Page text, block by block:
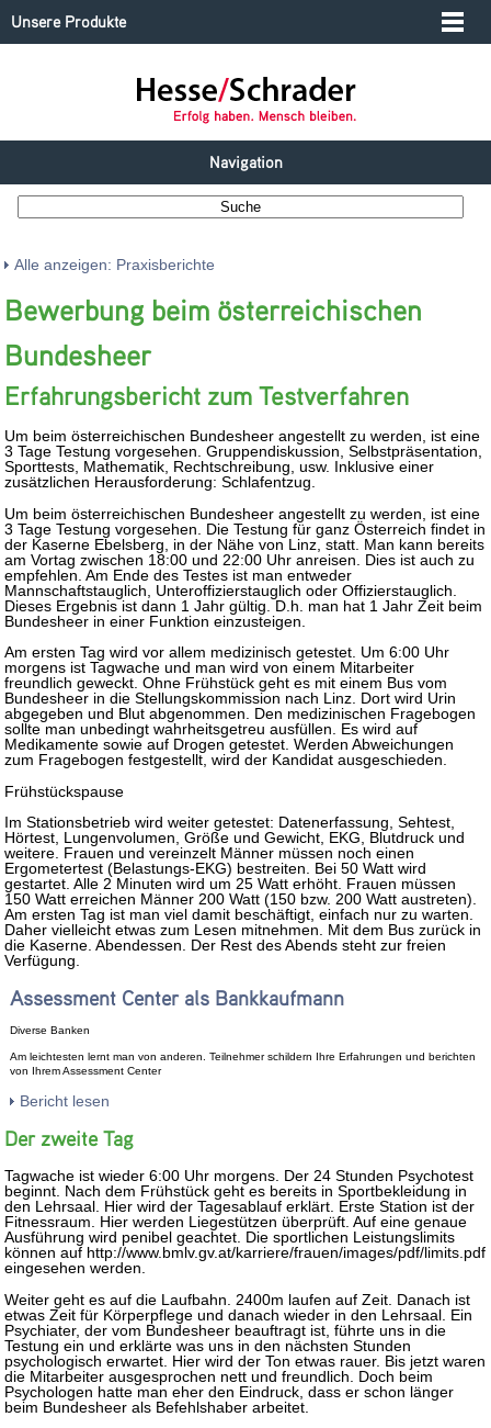
Unsere Produkte
Navigation
Alle anzeigen: Praxisberichte
Bewerbung beim österreichischen
Bundesheer
Erfahrungsbericht zum Testverfahren
Um beim österreichischen Bundesheer angestellt zu werden, ist eine
3 Tage Testung vorgesehen. Gruppendiskussion, Selbstpräsentation,
Sporttests, Mathematik, Rechtschreibung, usw. Inklusive einer
zusätzlichen Herausforderung: Schlafentzug.
Um beim österreichischen Bundesheer angestellt zu werden, ist eine
3 Tage Testung vorgesehen. Die Testung für ganz Österreich findet in
der Kaserne Ebelsberg, in der Nähe von Linz, statt. Man kann bereits
am Vortag zwischen 18:00 und 22:00 Uhr anreisen. Dies ist auch zu
empfehlen. Am Ende des Testes ist man entweder
Mannschaftstauglich, Unteroffizierstauglich oder Offizierstauglich.
Dieses Ergebnis ist dann 1 Jahr gültig. D.h. man hat 1 Jahr Zeit beim
Bundesheer in einer Funktion einzusteigen.
Am ersten Tag wird vor allem medizinisch getestet. Um 6:00 Uhr
morgens ist Tagwache und man wird von einem Mitarbeiter
freundlich geweckt. Ohne Frühstück geht es mit einem Bus vom
Bundesheer in die Stellungskommission nach Linz. Dort wird Urin
abgegeben und Blut abgenommen. Den medizinischen Fragebogen
sollte man unbedingt wahrheitsgetreu ausfüllen. Es wird auf
Medikamente sowie auf Drogen getestet. Werden Abweichungen
zum Fragebogen festgestellt, wird der Kandidat ausgeschieden.
Frühstückspause
Im Stationsbetrieb wird weiter getestet: Datenerfassung, Sehtest,
Hörtest, Lungenvolumen, Größe und Gewicht, EKG, Blutdruck und
weitere. Frauen und vereinzelt Männer müssen noch einen
Ergometertest (Belastungs-EKG) bestreiten. Bei 50 Watt wird
gestartet. Alle 2 Minuten wird um 25 Watt erhöht. Frauen müssen
150 Watt erreichen Männer 200 Watt (150 bzw. 200 Watt austreten).
Am ersten Tag ist man viel damit beschäftigt, einfach nur zu warten.
Daher vielleicht etwas zum Lesen mitnehmen. Mit dem Bus zurück in
die Kaserne. Abendessen. Der Rest des Abends steht zur freien
Verfügung.
Assessment Center als Bankkaufmann
Diverse Banken
Am leichtesten lernt man von anderen. Teilnehmer schildern Ihre Erfahrungen und berichten
von Ihrem Assessment Center
Bericht lesen
Der zweite Tag
Tagwache ist wieder 6:00 Uhr morgens. Der 24 Stunden Psychotest
beginnt. Nach dem Frühstück geht es bereits in Sportbekleidung in
den Lehrsaal. Hier wird der Tagesablauf erklärt. Erste Station ist der
Fitnessraum. Hier werden Liegestützen überprüft. Auf eine genaue
Ausführung wird penibel geachtet. Die sportlichen Leistungslimits
können auf http://www.bmlv.gv.at/karriere/frauen/images/pdf/limits.pdf
eingesehen werden.
Weiter geht es auf die Laufbahn. 2400m laufen auf Zeit. Danach ist
etwas Zeit für Körperpflege und danach wieder in den Lehrsaal. Ein
Psychiater, der vom Bundesheer beauftragt ist, führte uns in die
Testung ein und erklärte was uns in den nächsten Stunden
psychologisch erwartet. Hier wird der Ton etwas rauer. Bis jetzt waren
die Mitarbeiter ausgesprochen nett und freundlich. Doch beim
Psychologen hatte man eher den Eindruck, dass er schon länger
beim Bundesheer als Befehlshaber arbeitet.